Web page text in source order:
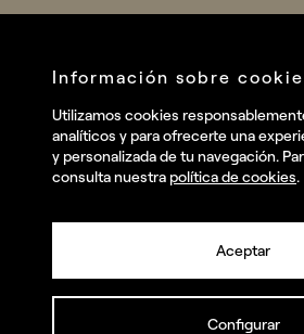
Talent
Contact
Instagram
Facebook
© summa.es Todos los derechos
Información sobre
Utilizamos cookies
analíticos y para ofrecerte una
y personalizada de tu navegación.
consulta nuestra política de cookies.
Aceptar
Configurar